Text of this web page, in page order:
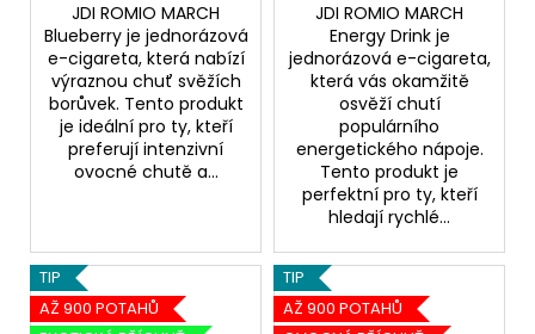
JDI ROMIO MARCH
Blueberry je jednorázová
e-cigareta, která nabízí
výraznou chuť svěžích
borůvek. Tento produkt
je ideální pro ty, kteří
preferují intenzivní
ovocné chutě a...
JDI ROMIO MARCH
Energy Drink je
jednorázová e-cigareta,
která vás okamžitě
osvěží chutí
populárního
energetického nápoje.
Tento produkt je
perfektní pro ty, kteří
hledají rychlé...
TIP
AŽ 900 POTAHŮ
TIP
AŽ 900 POTAHŮ